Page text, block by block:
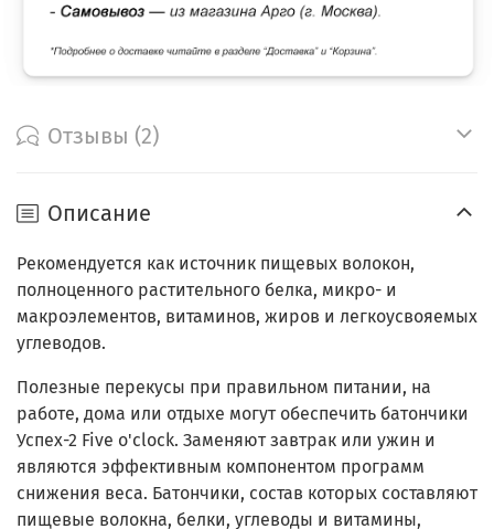
Отзывы (2)
Описание
Рекомендуется как источник пищевых волокон,
полноценного растительного белка, микро- и
макроэлементов, витаминов, жиров и легкоусвояемых
углеводов.
Полезные перекусы при правильном питании, на
работе, дома или отдыхе могут обеспечить батончики
Успех-2 Five o'clock. Заменяют завтрак или ужин и
являются эффективным компонентом программ
снижения веса. Батончики, состав которых составляют
пищевые волокна, белки, углеводы и витамины,